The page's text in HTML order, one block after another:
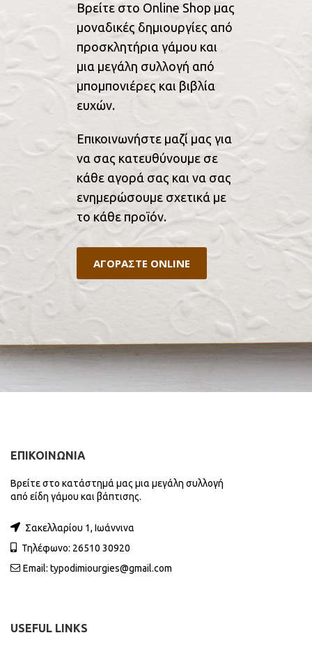
Βρείτε στο Online Shop μας
μοναδικές δημιουργίες από
προσκλητήρια γάμου και
μια μεγάλη συλλογή από
μπομπονιέρες και βιβλία
ευχών.
Επικοινωνήστε μαζί μας για
να σας κατευθύνουμε σε
κάθε αγορά σας και να σας
ενημερώσουμε σχετικά με
το κάθε προϊόν.
ΑΓΟΡΑΣΤΕ ONLINE
ΕΠΙΚΟΙΝΩΝΙΑ
Βρείτε στο κατάστημά μας μια μεγάλη συλλογή
από είδη γάμου και βάπτισης.
Σακελλαρίου 1, Ιωάννινα
Τηλέφωνο: 26510 30920
Email: typodimiourgies@gmail.com
USEFUL LINKS